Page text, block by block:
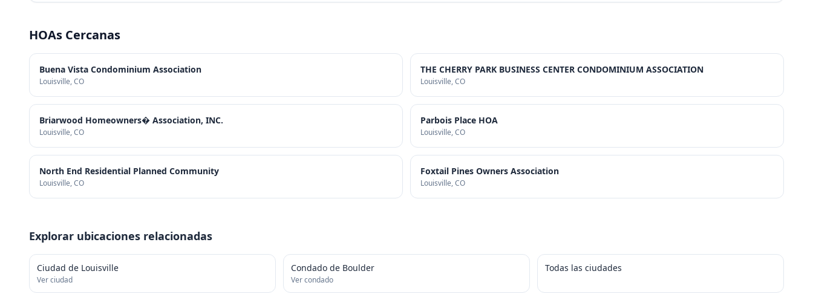
HOAs Cercanas
Buena Vista Condominium Association
Louisville, CO
THE CHERRY PARK BUSINESS CENTER CONDOMINIUM ASSOCIATION
Louisville, CO
Briarwood Homeowners� Association, INC.
Louisville, CO
Parbois Place HOA
Louisville, CO
North End Residential Planned Community
Louisville, CO
Foxtail Pines Owners Association
Louisville, CO
Explorar ubicaciones relacionadas
Ciudad de Louisville
Ver ciudad
Condado de Boulder
Ver condado
Todas las ciudades